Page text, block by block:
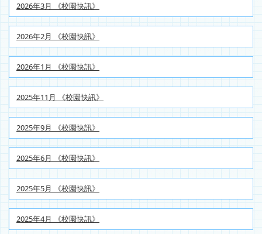
2026年3月 《校園快訊》
2026年2月 《校園快訊》
2026年1月 《校園快訊》
2025年11月 《校園快訊》
2025年9月 《校園快訊》
2025年6月 《校園快訊》
2025年5月 《校園快訊》
2025年4月 《校園快訊》